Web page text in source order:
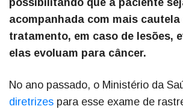
possibilitando que a paciente
acompanhada com mais cautela
tratamento, em caso de lesões,
elas evoluam para câncer.
No ano passado, o Ministério da
diretrizes para esse exame de